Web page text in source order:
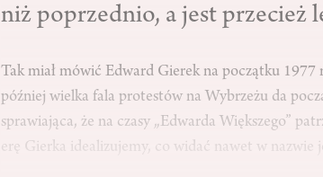
niż poprzednio, a jest przecież
Tak miał mówić Edward Gierek na początku 1977
później wielka fala protestów na Wybrzeżu da
sprawiająca, że na czasy „Edwarda Większego”
erę Gierka idealizujemy, co widać nawet w nazwie